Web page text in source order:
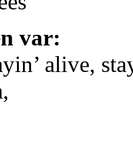
var:
alive,